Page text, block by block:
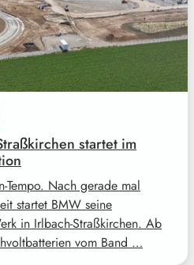
startet im
Tempo. Nach gerade mal
startet BMW seine
in Irlbach-Straßkirchen. Ab
vom Band …